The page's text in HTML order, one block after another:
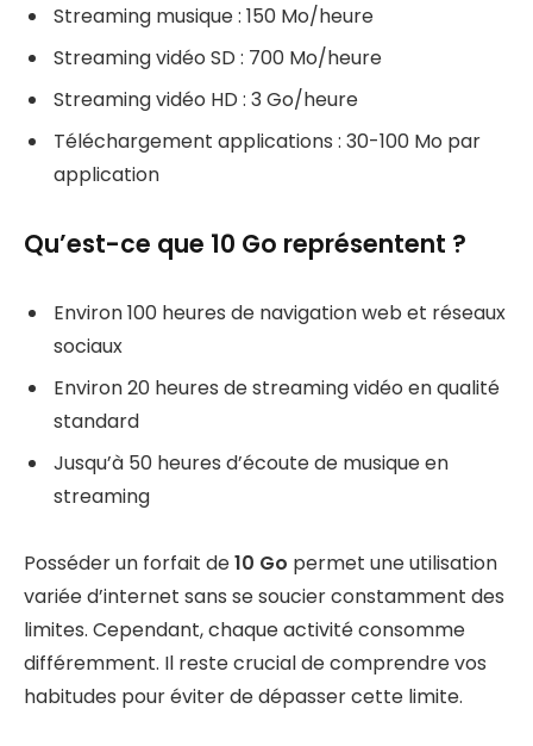
Streaming musique : 150 Mo/heure
Streaming vidéo SD : 700 Mo/heure
Streaming vidéo HD : 3 Go/heure
Téléchargement applications : 30-100 Mo par
application
Qu’est-ce que 10 Go représentent ?
Environ 100 heures de navigation web et réseaux
sociaux
Environ 20 heures de streaming vidéo en qualité
standard
Jusqu’à 50 heures d’écoute de musique en
streaming
Posséder un forfait de10 Go permet une utilisation
variée d’internet sans se soucier constamment des
limites. Cependant, chaque activité consomme
différemment. Il reste crucial de comprendre vos
habitudes pour éviter de dépasser cette limite.